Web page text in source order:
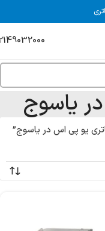
یاسوج
یو پی اس در یاسوج”